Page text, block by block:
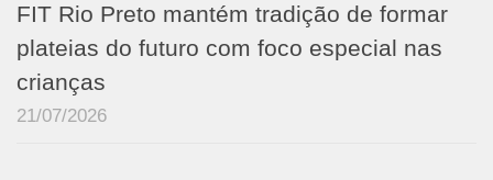
FIT Rio Preto mantém tradição de formar
plateias do futuro com foco especial nas
crianças
21/07/2026